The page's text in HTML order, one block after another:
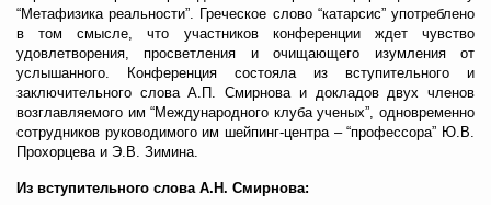
“Метафизика реальности”. Греческое слово “катарсис” употреблено
в том смысле, что участников конференции ждет чувство
удовлетворения, просветления и очищающего изумления от
услышанного. Конференция состояла из вступительного и
заключительного слова А.П. Смирнова и докладов двух членов
возглавляемого им “Международного клуба ученых”, одновременно
сотрудников руководимого им шейпинг-центра – “профессора” Ю.В.
Прохорцева и Э.В. Зимина.
Из вступительного слова А.Н. Смирнова: